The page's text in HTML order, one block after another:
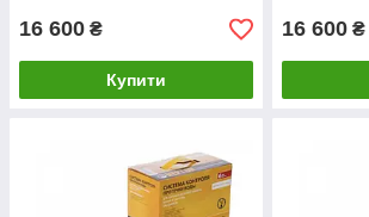
16 600 ₴
Купити
16 600 ₴